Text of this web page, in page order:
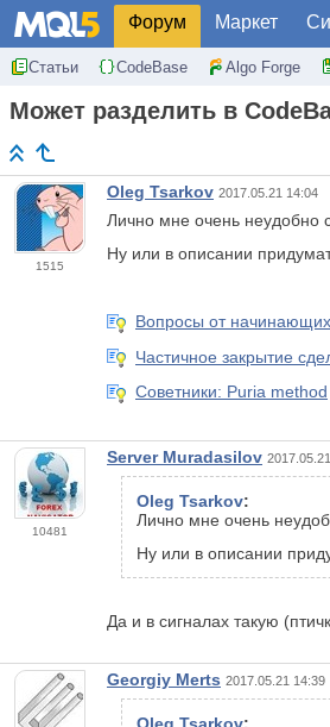
Форум Маркет
Статьи CodeBase Algo Forge
Может разделить в
1515
Oleg Tsarkov 2017.05.21 14:04
Лично мне очень неудобно
Ну или в описании
Вопросы от
Частичное закрытие
Советники: Puria method
10481
Server Muradasilov
Oleg Tsarkov:
Лично мне очень
Ну или в описании
Да и в сигналах такую
Georgiy Merts 2017.05.21 14:39
Oleg Tsarkov: